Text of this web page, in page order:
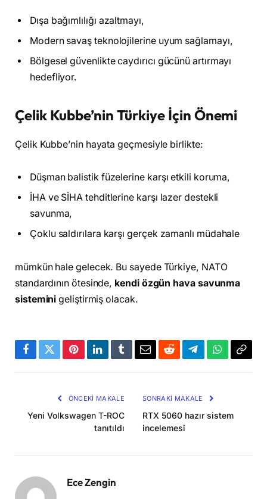
Dışa bağımlılığı azaltmayı,
Modern savaş teknolojilerine uyum sağlamayı,
Bölgesel güvenlikte caydırıcı gücünü artırmayı
hedefliyor.
Çelik Kubbe’nin Türkiye İçin Önemi
Çelik Kubbe’nin hayata geçmesiyle birlikte:
Düşman balistik füzelerine karşı etkili koruma,
İHA ve SİHA tehditlerine karşı lazer destekli
savunma,
Çoklu saldırılara karşı gerçek zamanlı müdahale
mümkün hale gelecek. Bu sayede Türkiye, NATO
standardının ötesinde, kendi özgün hava savunma
sistemini geliştirmiş olacak.
Facebook
TwitterPinterestLinkedInTumblrEmailRedditTelegramWhatsApp
ÖNCEKI MAKALE
Yeni Volkswagen T-ROC
tanıtıldı
SONRAKI MAKALE
RTX 5060 hazır sistem
incelemesi
Ece Zengin